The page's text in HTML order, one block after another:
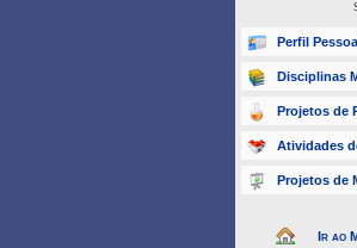
Perfil
Disciplinas
Projetos de
Atividades
Projetos de
Ir ao